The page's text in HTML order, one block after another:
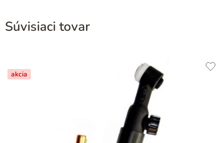
Súvisiaci tovar
akcia